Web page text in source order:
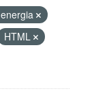
HTML